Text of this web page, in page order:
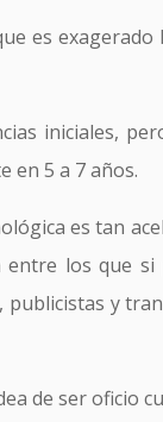
es
iniciales,
en 5 a 7 años.
es tan
los que
y
de ser oficio